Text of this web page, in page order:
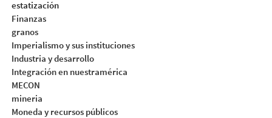
estatización
Finanzas
granos
Imperialismo y sus instituciones
Industria y desarrollo
Integración en nuestramérica
MECON
mineria
Moneda y recursos públicos